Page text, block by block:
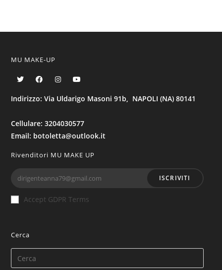
MU MAKE-UP
Indirizzo: Via Uldarigo Masoni 91b, NAPOLI (NA) 80141
Cellulare: 3204030577
Email: botoletta@outlook.it
Rivenditori MU MAKE UP
ISCRIVITI
Accept GDPR Terms
Cerca